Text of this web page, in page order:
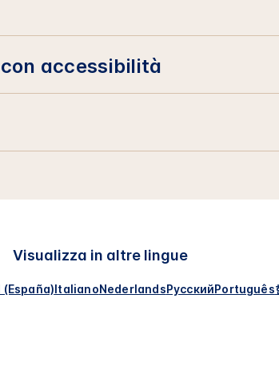
accessibilità
Visualizza in altre lingue
(España)ItalianoNederlandsРусскийPortuguês